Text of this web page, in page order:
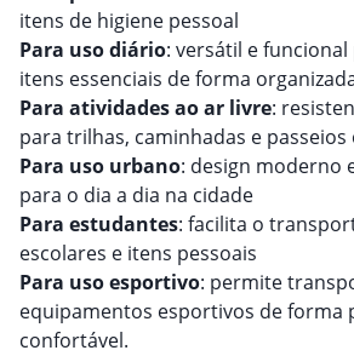
itens de higiene pessoal
Para uso diário: versátil e
itens essenciais de forma
Para atividades ao ar livre:
para trilhas, caminhadas e
Para uso urbano: design moderno
para o dia a dia na cidade
Para estudantes: facilita o
escolares e itens pessoais
Para uso esportivo: permite
equipamentos esportivos de forma
confortável.